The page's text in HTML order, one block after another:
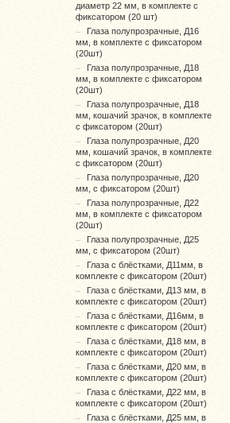
диаметр 22 мм, в комплекте с
фиксатором (20 шт)
Глаза полупрозрачные, Д16
мм, в комплекте с фиксатором
(20шт)
Глаза полупрозрачные, Д18
мм, в комплекте с фиксатором
(20шт)
Глаза полупрозрачные, Д18
мм, кошачий зрачок, в комплекте
с фиксатором (20шт)
Глаза полупрозрачные, Д20
мм, кошачий зрачок, в комплекте
с фиксатором (20шт)
Глаза полупрозрачные, Д20
мм, с фиксатором (20шт)
Глаза полупрозрачные, Д22
мм, в комплекте с фиксатором
(20шт)
Глаза полупрозрачные, Д25
мм, с фиксатором (20шт)
Глаза с блёстками, Д11мм, в
комплекте с фиксатором (20шт)
Глаза с блёстками, Д13 мм, в
комплекте с фиксатором (20шт)
Глаза с блёстками, Д16мм, в
комплекте с фиксатором (20шт)
Глаза с блёстками, Д18 мм, в
комплекте с фиксатором (20шт)
Глаза с блёстками, Д20 мм, в
комплекте с фиксатором (20шт)
Глаза с блёстками, Д22 мм, в
комплекте с фиксатором (20шт)
Глаза с блёстками, Д25 мм, в